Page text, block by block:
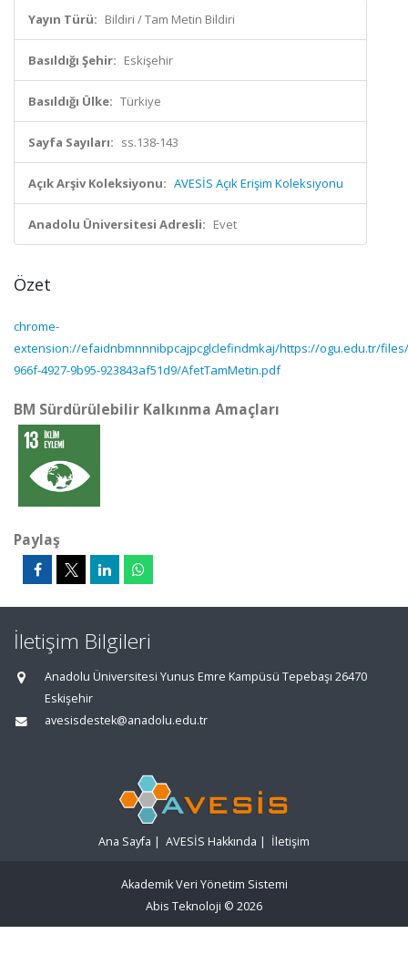
Yayın Türü: Bildiri / Tam Metin Bildiri
Basıldığı Şehir: Eskişehir
Basıldığı Ülke: Türkiye
Sayfa Sayıları: ss.138-143
Açık Arşiv Koleksiyonu: AVESİS Açık Erişim Koleksiyonu
Anadolu Üniversitesi Adresli: Evet
Özet
chrome-
extension://efaidnbmnnnibpcajpcglclefindmkaj/https://ogu.edu.tr/
966f-4927-9b95-923843af51d9/AfetTamMetin.pdf
BM Sürdürülebilir Kalkınma Amaçları
Paylaş
İletişim Bilgileri
Anadolu Üniversitesi Yunus Emre Kampüsü Tepebaşı 26470
Eskişehir
avesisdestek@anadolu.edu.tr
Ana Sayfa | AVESİS Hakkında | İletişim
Akademik Veri Yönetim Sistemi
Abis Teknoloji © 2026